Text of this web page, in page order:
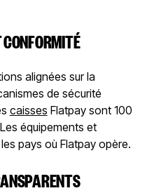
alignées sur la
de sécurité
caisses Flatpay sont 100
équipements et
pays où Flatpay opère.